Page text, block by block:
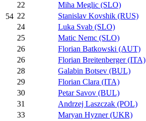
54
22
Miha Meglic (SLO)
22
Stanislav Kovshik (RUS)
24
Luka Svab (SLO)
25
Matic Nemc (SLO)
26
Florian Batkowski (AUT)
26
Florian Breitenberger (ITA)
28
Galabin Botsev (BUL)
29
Florian Clara (ITA)
30
Petar Savov (BUL)
31
Andrzej Laszczak (POL)
33
Maryan Hyzner (UKR)